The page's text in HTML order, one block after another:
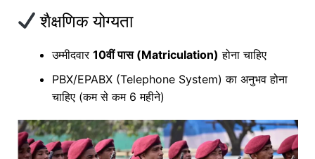
शैक्षणिक योग्यता
उम्मीदवार 10वीं पास (Matriculation) होना चाहिए
PBX/EPABX (Telephone System) का अनुभव होना
चाहिए (कम से कम 6 महीने)